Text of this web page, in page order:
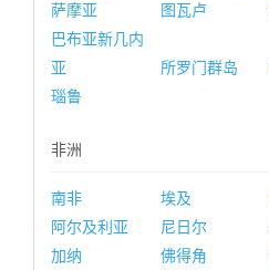
萨摩亚
图瓦卢
巴布亚新几内
亚
所罗门群岛
瑙鲁
非洲
南非 埃及
阿尔及利亚
尼日尔
加纳
佛得角